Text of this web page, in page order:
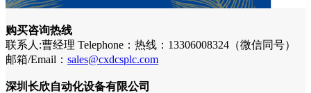
购买咨询热线
联系人:曹经理 Telephone：热线：13306008324（微信同号）
邮箱/Email： sales@cxdcsplc.com
深圳长欣自动化设备有限公司